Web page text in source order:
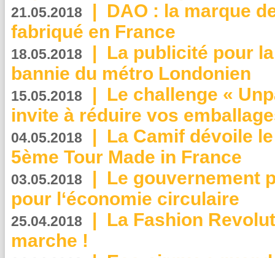
21.05.2018 | DAO : la marque
fabriqué en France
18.05.2018 | La publicité pour
bannie du métro Londonien
15.05.2018 | Le challenge «
invite à réduire vos
04.05.2018 | La Camif dévoile
5ème Tour Made in France
03.05.2018 | Le gouvernement
pour l‘économie circulaire
25.04.2018 | La Fashion
marche !